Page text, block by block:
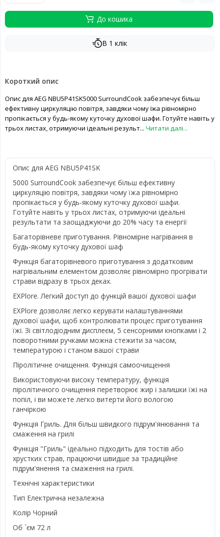
До кошика
В 1 клік
Короткий опис
Опис для AEG NBU5P41SK5000 SurroundCook забезпечує більш
ефективну циркуляцію повітря, завдяки чому їжа рівномірно
пропікається у будь-якому куточку духової шафи. Готуйте навіть у
трьох листах, отримуючи ідеальні результ... Читати далі...
Опис для AEG NBU5P41SK
5000 SurroundCook забезпечує більш ефективну
циркуляцію повітря, завдяки чому їжа рівномірно
пропікається у будь-якому куточку духової шафи.
Готуйте навіть у трьох листах, отримуючи ідеальні
результати та заощаджуючи до 20% часу та енергії
Багаторівневе приготування. Рівномірне нагрівання в
будь-якому куточку духової шаф
Функція багаторівневого приготування з додатковим
нагрівальним елементом дозволяє рівномірно прогрівати
страви відразу в трьох деках.
EXPlore. Легкий доступ до функцій вашої духової шафи
EXPlore дозволяє легко керувати налаштуваннями
духової шафи, щоб контролювати процес приготування
їжі. Зі світлодіодним дисплеєм, 5 сенсорними кнопками і 2
поворотними ручками можна стежити за часом,
температурою і станом вашої страви
Піролітичне очищення. Функція самоочищення
Використовуючи високу температуру, функція
піролітичного очищення перетворює жир і залишки їжі на
попіл, і ви можете легко витерти його вологою
ганчіркою
Функція Гриль. Для більш швидкого підрум'янювання та
смаження на грилі
Функція "Гриль" ідеально підходить для тостів або
хрустких страв, працюючи швидше за традиційне
підрум'янення та смаження на грилі.
Технічні характеристики
Тип Електрична незалежна
Колір Чорний
Об `єм 72 л